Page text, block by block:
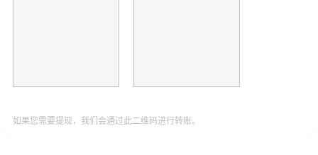
如果您需要提现，我们会通过此二维码进行转账。